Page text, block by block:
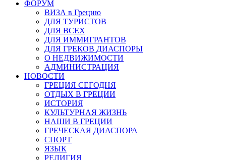
ФОРУМ
ВИЗА в Грецию
ДЛЯ ТУРИСТОВ
ДЛЯ ВСЕХ
ДЛЯ ИММИГРАНТОВ
ДЛЯ ГРЕКОВ ДИАСПОРЫ
О НЕДВИЖИМОСТИ
АДМИНИСТРАЦИЯ
НОВОСТИ
ГРЕЦИЯ СЕГОДНЯ
ОТДЫХ В ГРЕЦИИ
ИСТОРИЯ
КУЛЬТУРНАЯ ЖИЗНЬ
НАШИ В ГРЕЦИИ
ГРЕЧЕСКАЯ ДИАСПОРА
СПОРТ
ЯЗЫК
РЕЛИГИЯ